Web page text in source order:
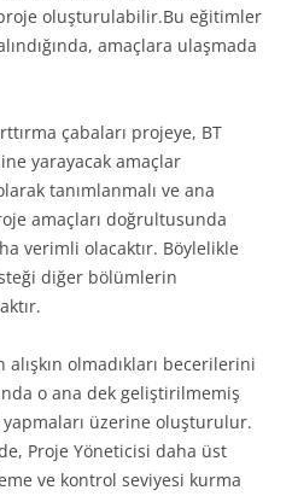
oluşturulabilir.Bu eğitimler
amaçlara ulaşmada
çabaları projeye, BT
yarayacak amaçlar
tanımlanmalı ve ana
amaçları doğrultusunda
verimli olacaktır. Böylelikle
diğer bölümlerin
alışkın olmadıkları becerilerini
o ana dek geliştirilmemiş
üzerine oluşturulur.
Proje Yöneticisi daha üst
ve kontrol seviyesi kurma